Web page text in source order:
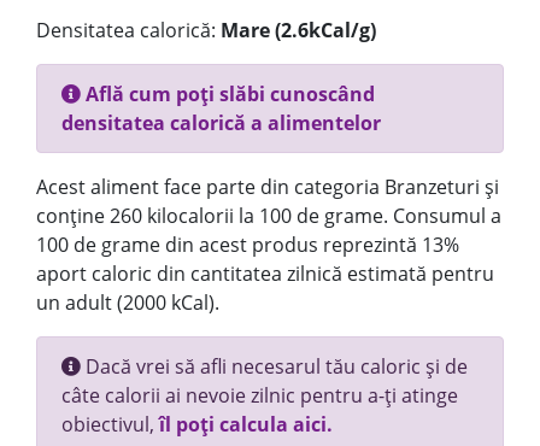
Densitatea calorică: Mare (2.6kCal/g)
Află cum poți slăbi cunoscând
densitatea calorică a alimentelor
Acest aliment face parte din categoria Branzeturi și
conține 260 kilocalorii la 100 de grame. Consumul a
100 de grame din acest produs reprezintă 13%
aport caloric din cantitatea zilnică estimată pentru
un adult (2000 kCal).
Dacă vrei să afli necesarul tău caloric și de
câte calorii ai nevoie zilnic pentru a-ți atinge
obiectivul,îl poți calcula aici.